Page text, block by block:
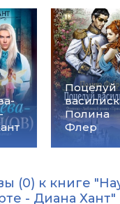
Поцелуй
Полина
Флер
(0) к книге
- Диана Хант"